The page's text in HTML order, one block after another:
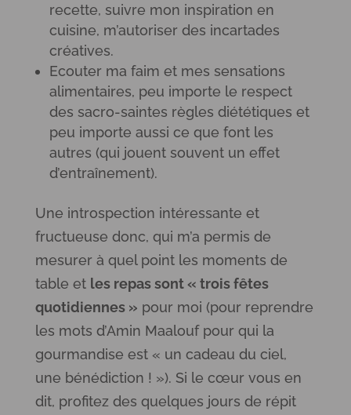
recette, suivre mon inspiration en
cuisine, m’autoriser des incartades
créatives.
Ecouter ma faim et mes sensations
alimentaires, peu importe le respect
des sacro-saintes règles diététiques et
peu importe aussi ce que font les
autres (qui jouent souvent un effet
d’entraînement).
Une introspection intéressante et
fructueuse donc, qui m’a permis de
mesurer à quel point les moments de
table et les repas sont « trois fêtes
quotidiennes » pour moi (pour reprendre
les mots d’Amin Maalouf pour qui la
gourmandise est « un cadeau du ciel,
une bénédiction ! »). Si le cœur vous en
dit, profitez des quelques jours de répit